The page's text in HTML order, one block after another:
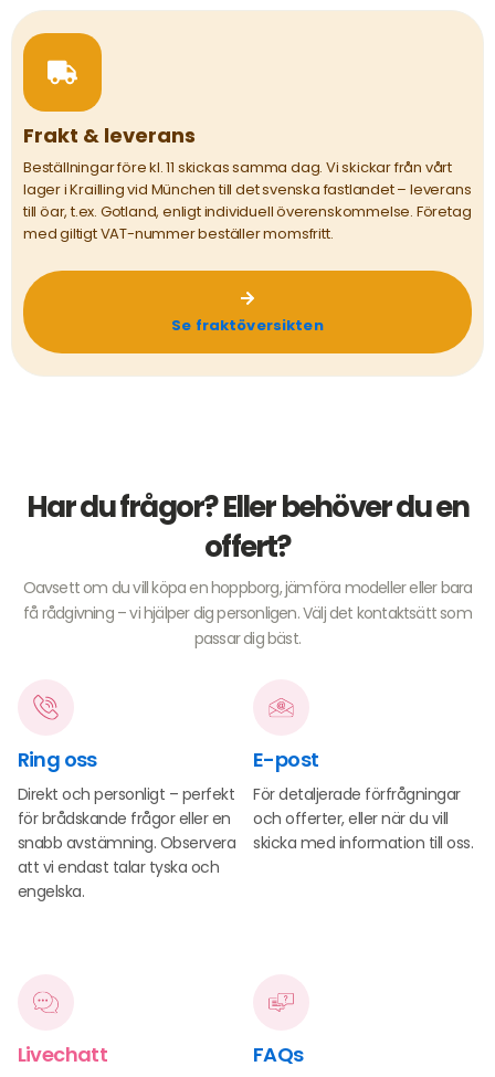
Frakt & leverans
Beställningar före kl. 11 skickas samma dag. Vi skickar från vårt
lager i Krailling vid München till det svenska fastlandet – leverans
till öar, t.ex. Gotland, enligt individuell överenskommelse. Företag
med giltigt VAT-nummer beställer momsfritt.
Se fraktöversikten
Har du frågor? Eller behöver du en
offert?
Oavsett om du vill köpa en hoppborg, jämföra modeller eller bara
få rådgivning – vi hjälper dig personligen. Välj det kontaktsätt som
passar dig bäst.
Ring oss
Direkt och personligt – perfekt
för brådskande frågor eller en
snabb avstämning. Observera
att vi endast talar tyska och
engelska.
E-post
För detaljerade förfrågningar
och offerter, eller när du vill
skicka med information till oss.
Livechatt FAQs